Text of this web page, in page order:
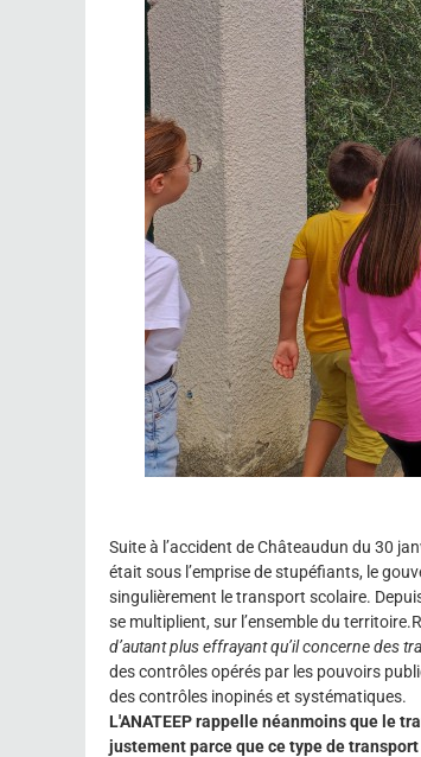
Suite à l’accident de Châteaudun du 30
était sous l’emprise de stupéfiants, le
singulièrement le transport scolaire.
se multiplient, sur l’ensemble du
d’autant plus effrayant qu’il concerne des
des contrôles opérés par les pouvoirs
des contrôles inopinés et systématiques.
L'ANATEEP rappelle néanmoins que le
justement parce que ce type de